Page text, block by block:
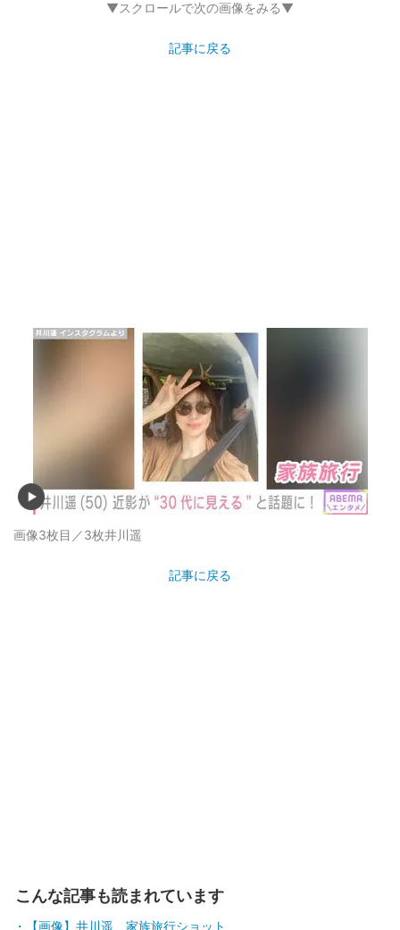
▼スクロールで次の画像をみる▼
記事に戻る
画像3枚目／3枚井川遥
記事に戻る
こんな記事も読まれています
【画像】井川遥、家族旅行ショット